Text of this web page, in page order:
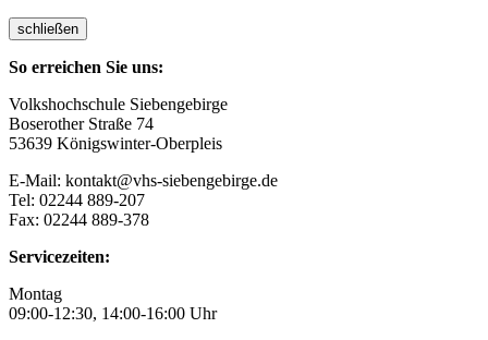
schließen
So erreichen Sie uns:
Volkshochschule Siebengebirge
Boserother Straße 74
53639 Königswinter-Oberpleis
E-Mail: kontakt@vhs-siebengebirge.de
Tel: 02244 889-207
Fax: 02244 889-378
Servicezeiten:
Montag
09:00-12:30, 14:00-16:00 Uhr